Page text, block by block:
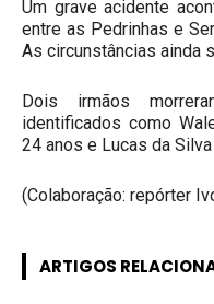
Um grave acidente
entre as Pedrinhas e
As circunstâncias ainda
Dois irmãos
identificados como
24 anos e Lucas da
(Colaboração: repórter
ARTIGOS